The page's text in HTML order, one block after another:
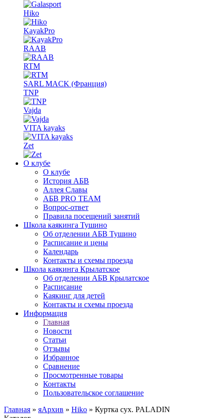
Hiko
KayakPro
RAAB
RTM
SARL MACK (Франция)
TNP
Vajda
VITA kayaks
Zet
О клубе
О клубе
История АБВ
Аллея Славы
АБВ PRO TEAM
Вопрос-ответ
Правила посещений занятий
Школа каякинга Тушино
Об отделении АБВ Тушино
Расписание и цены
Календарь
Контакты и схемы проезда
Школа каякинга Крылатское
Об отделении АБВ Крылатское
Расписание
Каякинг для детей
Контакты и схемы проезда
Информация
Главная
Новости
Статьи
Отзывы
Избранное
Сравнение
Просмотренные товары
Контакты
Пользовательское соглашение
Главная » яАрхив » Hiko » Куртка сух. PALADIN